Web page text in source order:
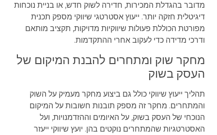
מדובר בהגדלת המכירות, חדירה לשוק חדש, או בניית נוכחות
דיגיטלית חזקה יותר. ייעוץ אסטרטגי שיווקי מספק תכנית
מפורטת הכוללת פעולות שיווקיות מדויקות, תקציב מותאם
ודרכי מדידה כדי לעקוב אחרי ההתקדמות.
מחקר שוק ומתחרים להבנת המיקום של
העסק בשוק
תהליך ייעוץ שיווקי כולל גם ביצוע מחקר מעמיק על השוק
והמתחרים. מחקר זה מספק תובנות חשובות על המיקום
הנוכחי של העסק בשוק, על האיומים וההזדמנויות, ועל
האסטרטגיות שהמתחרים נוקטים בהן. יועץ שיווקי ייעזר